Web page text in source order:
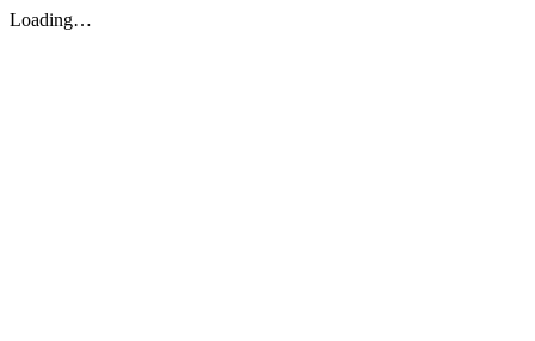
Loading…